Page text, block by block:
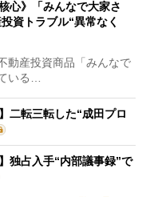
心》「みんなで大家さ
資トラブル“異常なく
動産投資商品「みんなで
いる…
二転三転した“成田プロ
独占入手“内部議事録”で